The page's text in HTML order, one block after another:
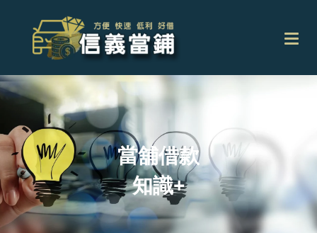
當舖借款
知識+